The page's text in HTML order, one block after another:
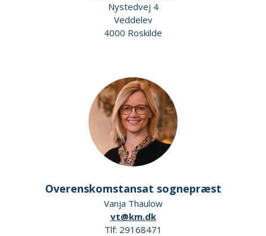
Nystedvej 4
Veddelev
4000 Roskilde
Overenskomstansat sognepræst
Vanja Thaulow
vt@km.dk
Tlf: 29168471